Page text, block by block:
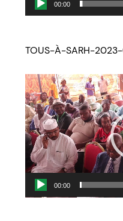
00:00
TOUS-À-SARH-2023-
Lecteur
vidéo
00:00